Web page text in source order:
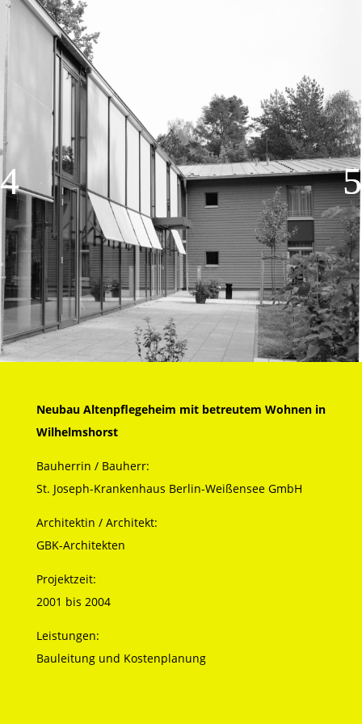
Neubau Altenpflegeheim mit betreutem Wohnen in
Wilhelmshorst
Bauherrin / Bauherr:
St. Joseph-Krankenhaus Berlin-Weißensee GmbH
Architektin / Architekt:
GBK-Architekten
Projektzeit:
2001 bis 2004
Leistungen:
Bauleitung und Kostenplanung